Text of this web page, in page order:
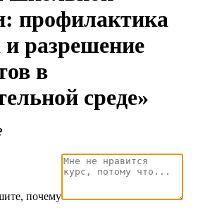
профилактика
и разрешение
в
среде»
почему